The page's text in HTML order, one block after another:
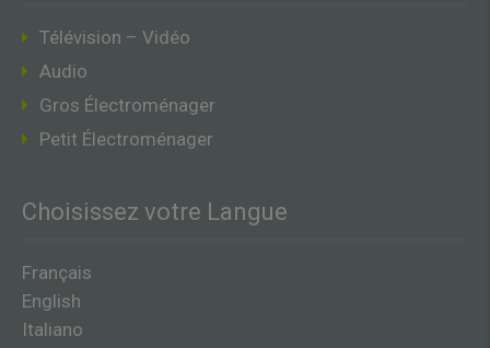
Télévision – Vidéo
Audio
Gros Électroménager
Petit Électroménager
Choisissez votre Langue
Français
English
Italiano